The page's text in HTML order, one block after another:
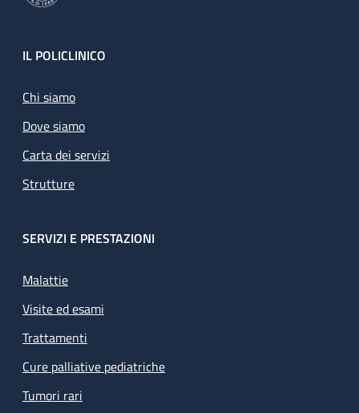
Footer
IL POLICLINICO
Chi siamo
Dove siamo
Carta dei servizi
Strutture
SERVIZI E PRESTAZIONI
Malattie
Visite ed esami
Trattamenti
Cure palliative pediatriche
Tumori rari